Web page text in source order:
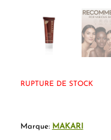
RUPTURE DE STOCK
Marque: MAKARI